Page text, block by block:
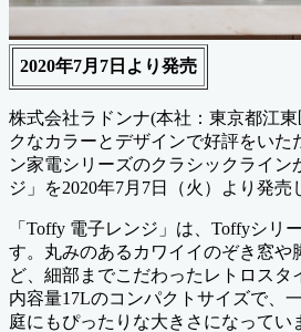
2020年7月7日より発売
株式会社ラドンナ(本社：東京都江
クなカラーとデザインで好評をいた
ン家電シリーズのクラシックライン
ジ」を2020年7月7日（火）より発売
「Toffy 電子レンジ」は、Toffyシリ
す。丸みのあるカワイイのぞき窓や
ど、細部までこだわったレトロスタ
内容量17Lのコンパクトサイズで、
庭にもぴったりな大きさになってい